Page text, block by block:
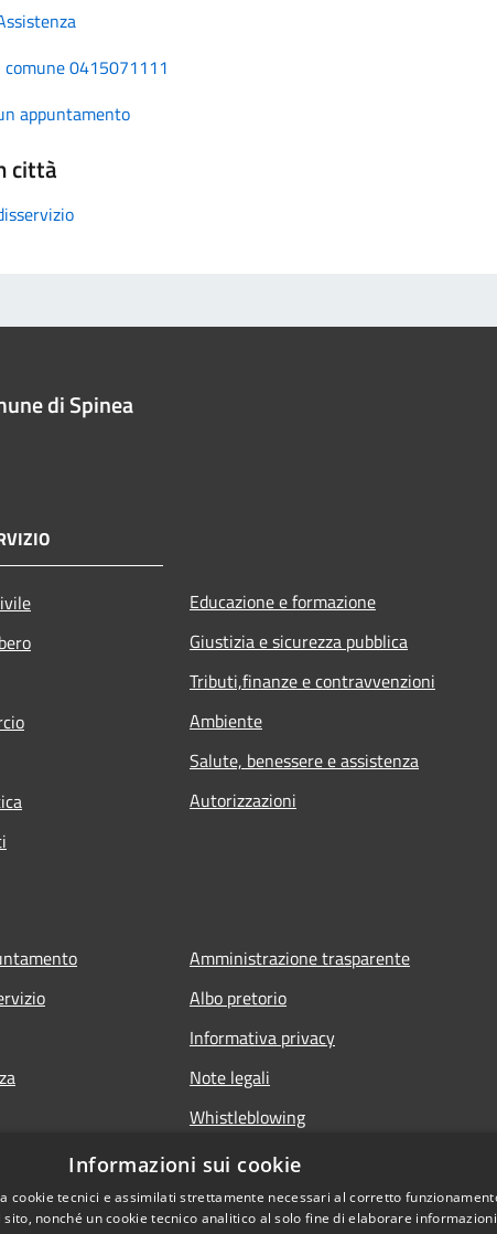
comune 0415071111
appuntamento
città
di Spinea
Educazione e formazione
Giustizia e sicurezza pubblica
Tributi,finanze e contravvenzioni
Ambiente
Salute, benessere e assistenza
Autorizzazioni
Amministrazione trasparente
Albo pretorio
Informativa privacy
Note legali
Whistleblowing
Dichiarazione di accessibilità
Obiettivi di accessibilità
Informazioni sui cookie
cookie tecnici e assimilati strettamente necessari al corretto
nonché un cookie tecnico analitico al solo fine di elaborare informazioni